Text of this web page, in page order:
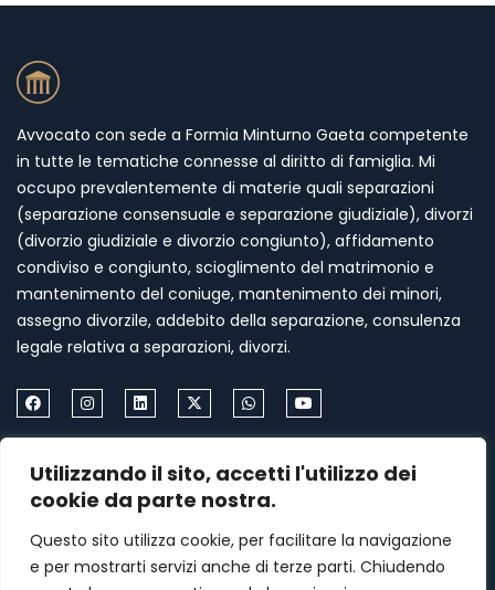
Utilizzando il sito, accetti l'utilizzo dei
cookie da parte nostra.
Questo sito utilizza cookie, per facilitare la navigazione
e per mostrarti servizi anche di terze parti. Chiudendo
Avvocato con sede a Formia Minturno Gaeta competente
in tutte le tematiche connesse al diritto di famiglia. Mi
occupo prevalentemente di materie quali separazioni
(separazione consensuale e separazione giudiziale), divorzi
(divorzio giudiziale e divorzio congiunto), affidamento
condiviso e congiunto, scioglimento del matrimonio e
mantenimento del coniuge, mantenimento dei minori,
assegno divorzile, addebito della separazione, consulenza
legale relativa a separazioni, divorzi.
Come Contattarmi
Formia via Palazzo Condotto 18
+39 339 459 87 67
menasomma75@gmail.com